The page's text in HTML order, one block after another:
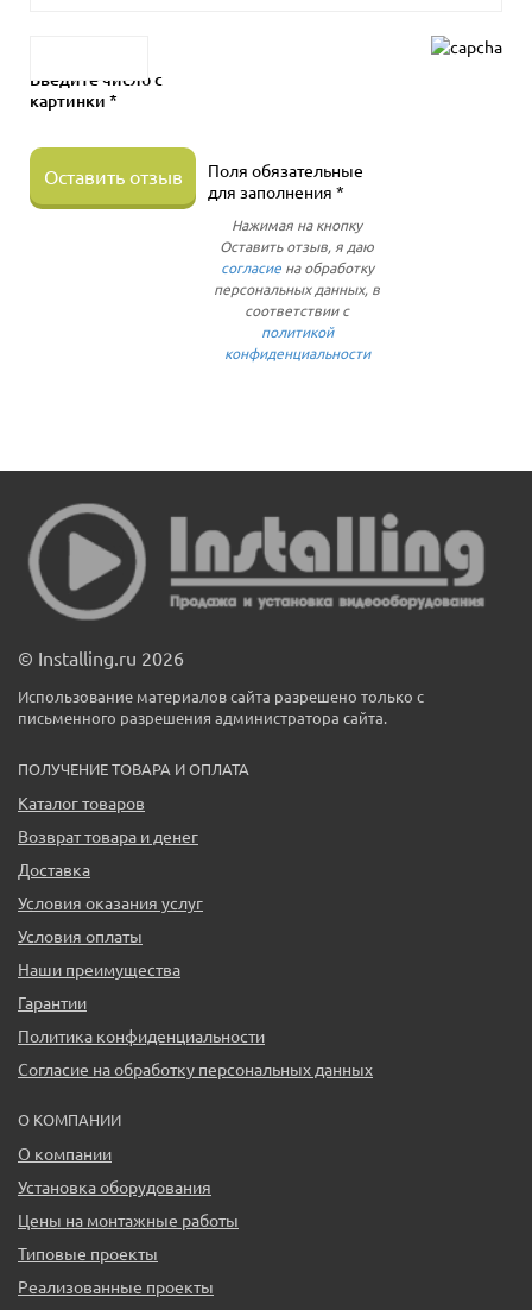
Введите число с
картинки *
Оставить отзыв
Поля обязательные
для заполнения *
Нажимая на кнопку
Оставить отзыв, я даю
согласиена обработку
персональных данных, в
соответствии с
политикой
конфиденциальности
© Installing.ru 2026
Использование материалов сайта разрешено только с
письменного разрешения администратора сайта.
ПОЛУЧЕНИЕ ТОВАРА И ОПЛАТА
Каталог товаров
Возврат товара и денег
Доставка
Условия оказания услуг
Условия оплаты
Наши преимущества
Гарантии
Политика конфиденциальности
Согласие на обработку персональных данных
О КОМПАНИИ
О компании
Установка оборудования
Цены на монтажные работы
Типовые проекты
Реализованные проекты